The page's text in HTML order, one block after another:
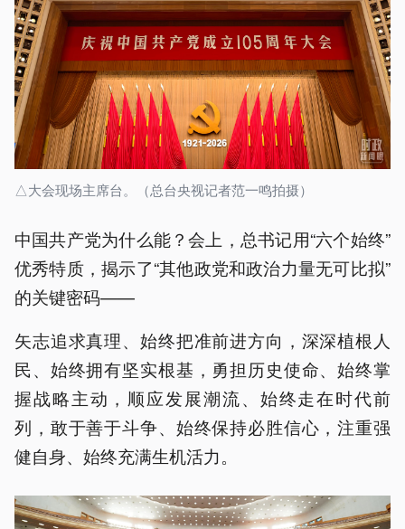
△大会现场主席台。（总台央视记者范一鸣拍摄）
中国共产党为什么能？会上，总书记用“六个始终”
优秀特质，揭示了“其他政党和政治力量无可比拟”
的关键密码——
矢志追求真理、始终把准前进方向，深深植根人
民、始终拥有坚实根基，勇担历史使命、始终掌
握战略主动，顺应发展潮流、始终走在时代前
列，敢于善于斗争、始终保持必胜信心，注重强
健自身、始终充满生机活力。